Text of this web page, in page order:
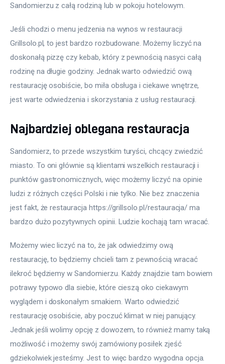
Sandomierzu z całą rodziną lub w pokoju hotelowym.
Jeśli chodzi o menu jedzenia na wynos w restauracji
Grillsolo.pl, to jest bardzo rozbudowane. Możemy liczyć na
doskonałą pizzę czy kebab, który z pewnością nasyci całą
rodzinę na długie godziny. Jednak warto odwiedzić ową
restaurację osobiście, bo miła obsługa i ciekawe wnętrze,
jest warte odwiedzenia i skorzystania z usług restauracji.
Najbardziej oblegana restauracja
Sandomierz, to przede wszystkim turyści, chcący zwiedzić
miasto. To oni głównie są klientami wszelkich restauracji i
punktów gastronomicznych, więc możemy liczyć na opinie
ludzi z różnych części Polski i nie tylko. Nie bez znaczenia
jest fakt, że restauracja https://grillsolo.pl/restauracja/ ma
bardzo dużo pozytywnych opinii. Ludzie kochają tam wracać.
Możemy wiec liczyć na to, że jak odwiedzimy ową
restaurację, to będziemy chcieli tam z pewnością wracać
ilekroć będziemy w Sandomierzu. Każdy znajdzie tam bowiem
potrawy typowo dla siebie, które cieszą oko ciekawym
wyglądem i doskonałym smakiem. Warto odwiedzić
restaurację osobiście, aby poczuć klimat w niej panujący.
Jednak jeśli wolimy opcję z dowozem, to również mamy taką
możliwość i możemy swój zamówiony posiłek zjeść
gdziekolwiek jesteśmy. Jest to więc bardzo wygodna opcja.